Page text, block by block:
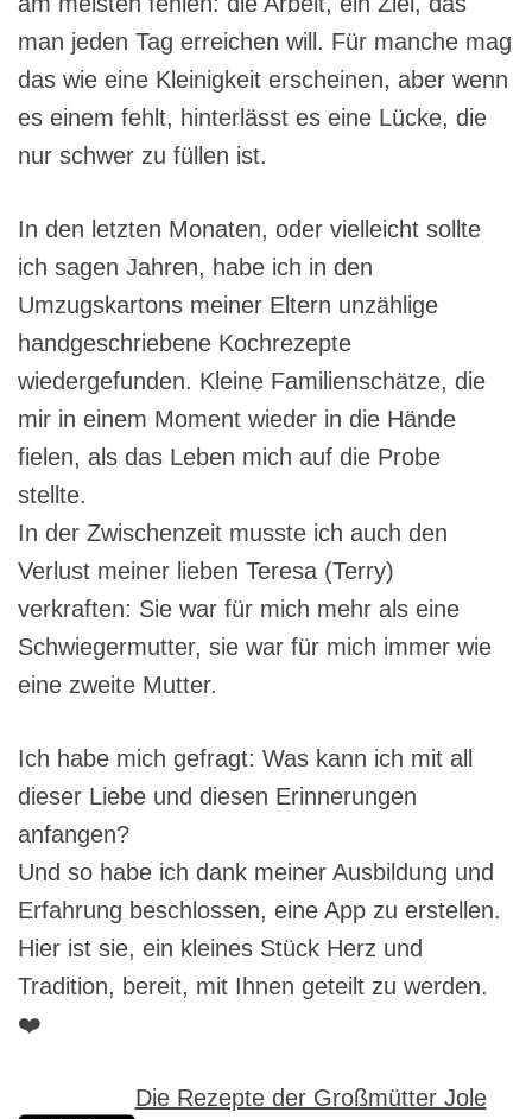
man jeden Tag erreichen will. Für manche mag
das wie eine Kleinigkeit erscheinen, aber wenn
es einem fehlt, hinterlässt es eine Lücke, die
nur schwer zu füllen ist.
In den letzten Monaten, oder vielleicht sollte
ich sagen Jahren, habe ich in den
Umzugskartons meiner Eltern unzählige
handgeschriebene Kochrezepte
wiedergefunden. Kleine Familienschätze, die
mir in einem Moment wieder in die Hände
fielen, als das Leben mich auf die Probe
stellte.
In der Zwischenzeit musste ich auch den
Verlust meiner lieben Teresa (Terry)
verkraften: Sie war für mich mehr als eine
Schwiegermutter, sie war für mich immer wie
eine zweite Mutter.
Ich habe mich gefragt: Was kann ich mit all
dieser Liebe und diesen Erinnerungen
anfangen?
Und so habe ich dank meiner Ausbildung und
Erfahrung beschlossen, eine App zu erstellen.
Hier ist sie, ein kleines Stück Herz und
Tradition, bereit, mit Ihnen geteilt zu werden.
❤️
Die Rezepte der Großmütter Jole